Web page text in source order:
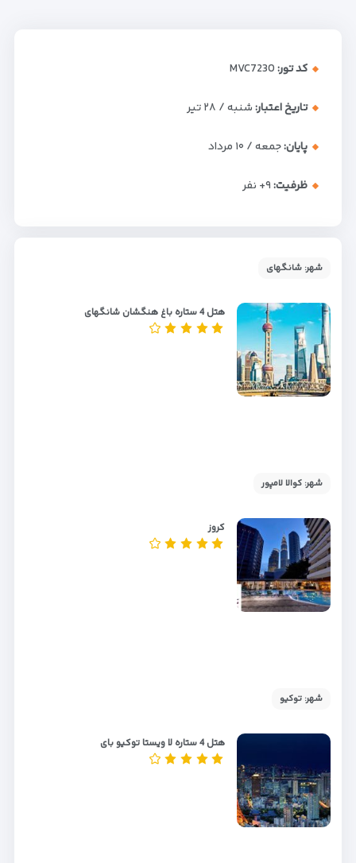
کد تور:MVC7230
تاریخ اعتبار:شنبه / ۲۸ تیر
پایان:جمعه / ۱۰ مرداد
ظرفیت:+۹ نفر
شهر: شانگهای
هتل 4 ستاره باغ هنگشان شانگهای
شهر: کوالا لامپور
کروز
شهر: توکیو
هتل 4 ستاره لا ویستا توکیو بای